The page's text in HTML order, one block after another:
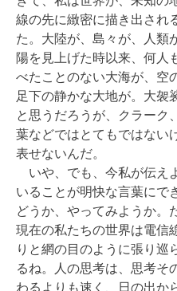
線の先に緻密に描き出され
た。大陸が、島々が、人類
陽を見上げた時以来、何人
べたことのない大海が、空
足下の静かな大地が。大袈
と思うだろうが、クラーク
葉などではとてもではない
表せないんだ。
いや、でも、今私が伝え
いることが明快な言葉にで
どうか、やってみようか。
現在の私たちの世界は電信
りと網の目のように張り巡
るね。人の思考は、思考そ
わるよりも速く、日の出か